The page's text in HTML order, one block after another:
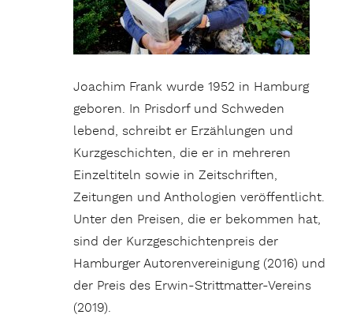
Joachim Frank wurde 1952 in Hamburg
geboren. In Prisdorf und Schweden
lebend, schreibt er Erzählungen und
Kurzgeschichten, die er in mehreren
Einzeltiteln sowie in Zeitschriften,
Zeitungen und Anthologien veröffentlicht.
Unter den Preisen, die er bekommen hat,
sind der Kurzgeschichtenpreis der
Hamburger Autorenvereinigung (2016) und
der Preis des Erwin-Strittmatter-Vereins
(2019).